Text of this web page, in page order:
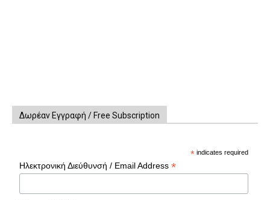
Δωρέαν Εγγραφή / Free Subscription
* indicates required
Ηλεκτρονική Διεύθυνσή / Email Address*